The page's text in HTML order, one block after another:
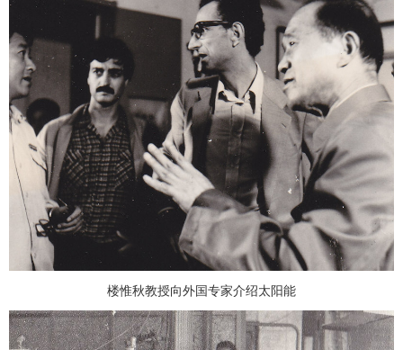
楼惟秋教授向外国专家介绍太阳能